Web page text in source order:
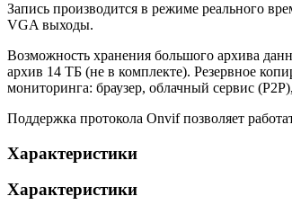
Запись производится в режиме реального
VGA выходы.
Возможность хранения большого архива
архив 14 ТБ (не в комплекте). Резервное
мониторинга: браузер, облачный сервис
Поддержка протокола Onvif позволяет
Характеристики
Характеристики